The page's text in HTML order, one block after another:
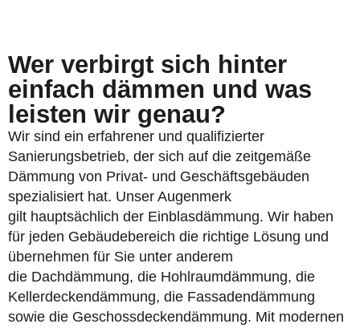
Wer verbirgt sich hinter
einfach dämmen und was
leisten wir genau?
Wir sind ein erfahrener und qualifizierter
Sanierungsbetrieb, der sich auf die zeitgemäße
Dämmung von Privat- und Geschäftsgebäuden
spezialisiert hat. Unser Augenmerk
gilt hauptsächlich der Einblasdämmung. Wir haben
für jeden Gebäudebereich die richtige Lösung und
übernehmen für Sie unter anderem
die Dachdämmung, die Hohlraumdämmung, die
Kellerdeckendämmung, die Fassadendämmung
sowie die Geschossdeckendämmung. Mit modernen